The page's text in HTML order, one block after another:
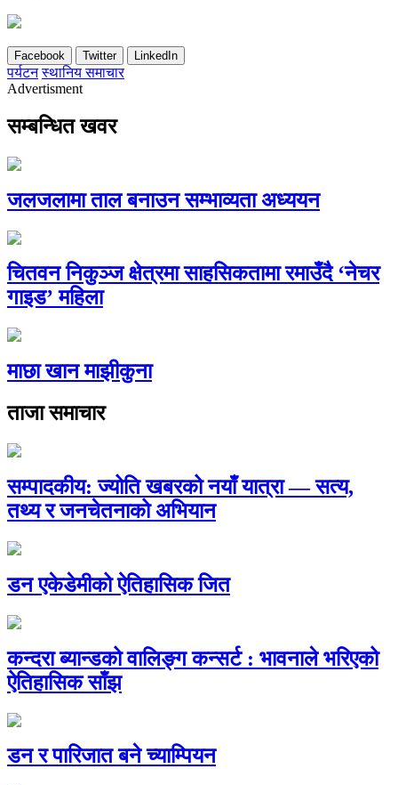
Facebook Twitter LinkedIn
पर्यटन स्थानिय समाचार
Advertisment
सम्बन्धित खवर
जलजलामा ताल बनाउन सम्भाव्यता अध्ययन
चितवन निकुञ्ज क्षेत्रमा साहसिकतामा रमाउँदै ‘नेचर
गाइड’ महिला
माछा खान माझीकुना
ताजा समाचार
सम्पादकीय: ज्योति खबरको नयाँ यात्रा — सत्य,
तथ्य र जनचेतनाको अभियान
डन एकेडेमीको ऐतिहासिक जित
कन्दरा ब्यान्डको वालिङ्ग कन्सर्ट : भावनाले भरिएको
ऐतिहासिक साँझ
डन र पारिजात बने च्याम्पियन